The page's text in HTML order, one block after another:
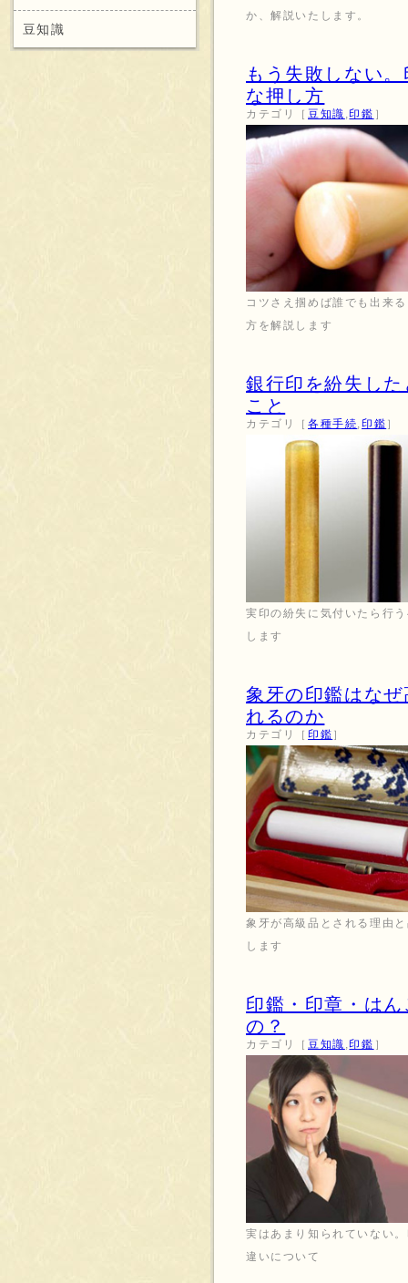
豆知識
か、解説いたします。
もう失敗しない
な押し方
カテゴリ［ 豆知識 ,印鑑 ］
コツさえ掴めば誰でも出来
方を解説します
銀行印を紛失し
こと
カテゴリ［ 各種手続,印鑑 ］
実印の紛失に気付いたら行
します
象牙の印鑑はな
れるのか
カテゴリ［ 印鑑 ］
象牙が高級品とされる理由
します
印鑑・印章・は
の？
カテゴリ［ 豆知識 ,印鑑 ］
実はあまり知られていない
違いについて